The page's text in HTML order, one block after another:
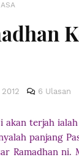
2012 6 Ulasan
akan terjah
panjang
Ramadhan ni.